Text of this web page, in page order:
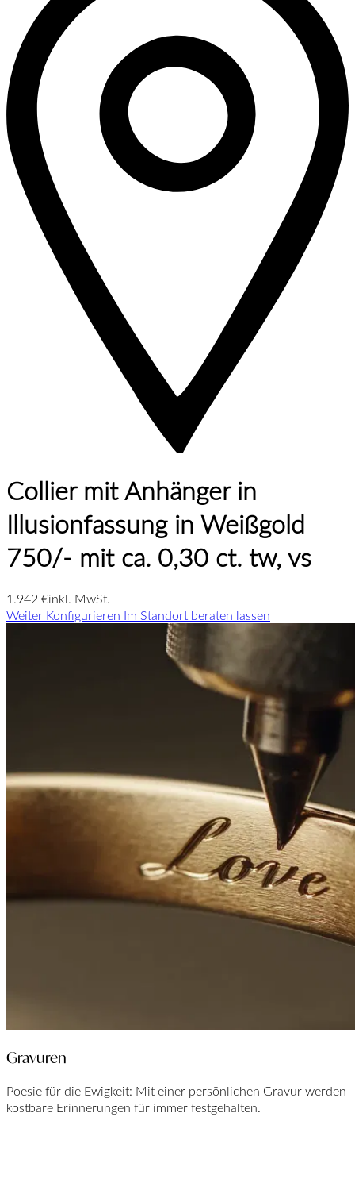
Collier mit Anhänger in
Illusionfassung in Weißgold
750/- mit ca. 0,30 ct. tw, vs
1.942 €inkl. MwSt.
Weiter Konfigurieren Im Standort beraten lassen
Gravuren
Poesie für die Ewigkeit: Mit einer persönlichen Gravur werden
kostbare Erinnerungen für immer festgehalten.